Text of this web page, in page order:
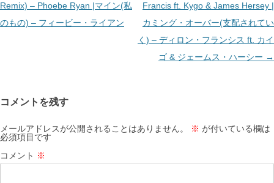
稿
ナ
ョ
ン
Remix) – Phoebe Ryan |マイン(私
のもの) – フィービー・ライアン
Francis ft. Kygo & James Hersey |
カミング・オーバー(支配されてい
く) – ディロン・フランシス ft. カイ
ゴ & ジェームス・ハーシー →
コメントを残す
メールアドレスが公開されることはありません。 ※ が付いている欄は
必須項目です
コメント ※